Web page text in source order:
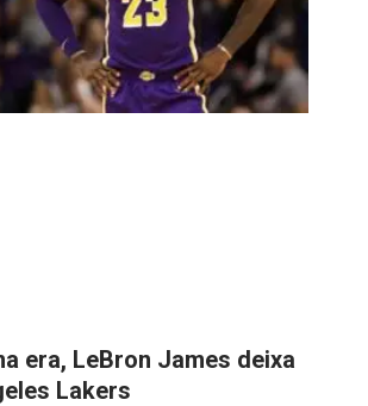
era, LeBron James deixa
Lakers